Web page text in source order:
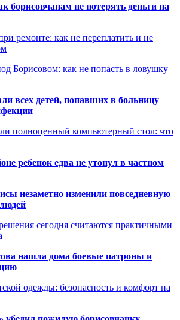
борисовчанам не потерять деньги на
ремонте: как не переплатить и не
Борисовом: как не попасть в ловушку
всех детей, попавших в больницу
полноценный компьютерный стол: что
ребенок едва не утонул в частном
незаметно изменили повседневную
сегодня считаются практичными
нашла дома боевые патроны и
одежды: безопасность и комфорт на